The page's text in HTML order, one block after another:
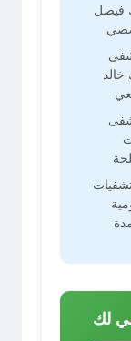
فيصل
خالد
لك